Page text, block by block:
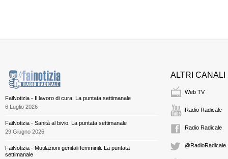
FaiNotizia - Il lavoro di cura. La puntata settimanale
6 Luglio 2026
FaiNotizia - Sanità al bivio. La puntata settimanale
29 Giugno 2026
FaiNotizia - Mutilazioni genitali femminili. La puntata
settimanale
ALTRI CANALI
Web TV
Radio Radicale
Radio Radicale
@RadioRadicale